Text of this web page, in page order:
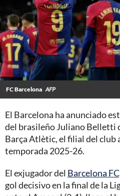
FC Barcelona AFP
El Barcelona ha anunciado
del brasileño Juliano Belletti
Barça Atlètic, el filial del club
temporada 2025-26.
El exjugador del Barcelona
gol decisivo en la final de la